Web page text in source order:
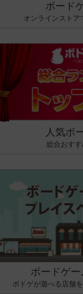
ボード
オンラインストア
人気ボ
総合おす
ボードゲ
ボドゲが遊べる店舗